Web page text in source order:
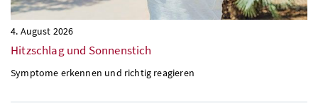
4. August 2026
Hitzschlag und Sonnenstich
Symptome erkennen und richtig reagieren